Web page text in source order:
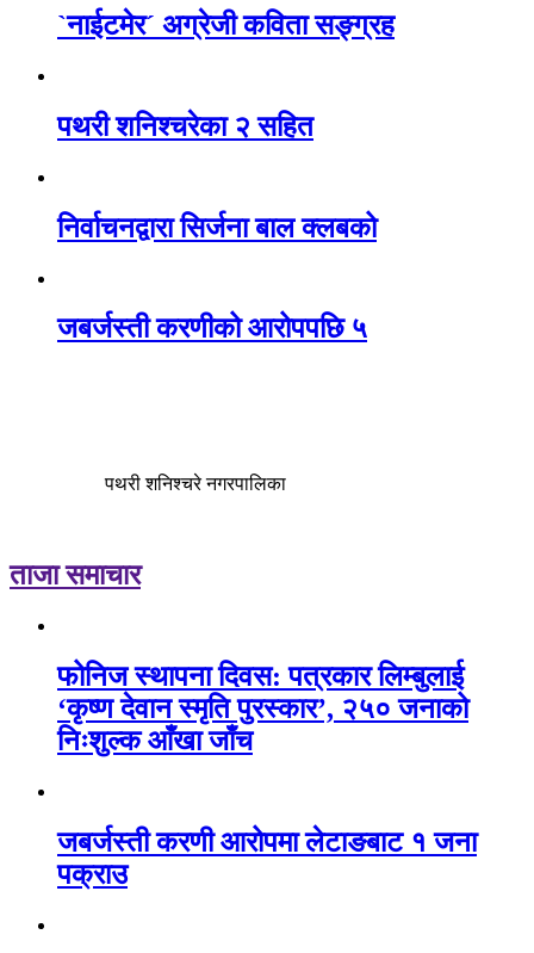
`नाईटमेर´ अग्रेजी कविता सङ्ग्रह
पथरी शनिश्चरेका २ सहित
निर्वाचनद्वारा सिर्जना बाल क्लबको
जबर्जस्ती करणीको आरोपपछि ५
पथरी शनिश्चरे नगरपालिका
ताजा समाचार
फोनिज स्थापना दिवस: पत्रकार लिम्बुलाई
‘कृष्ण देवान स्मृति पुरस्कार’, २५० जनाको
निःशुल्क आँखा जाँच
जबर्जस्ती करणी आरोपमा लेटाङबाट १ जना
पक्राउ